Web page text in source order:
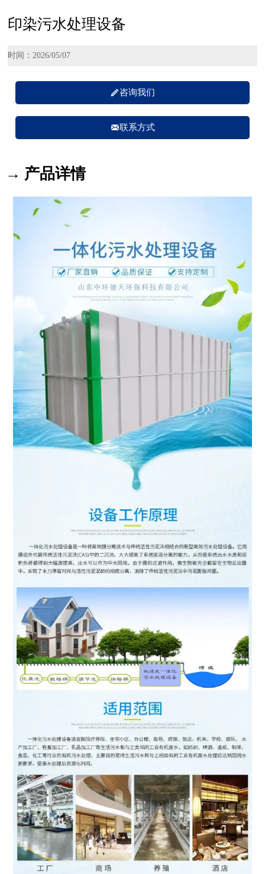
印染污水处理设备
时间：2026/05/07
咨询我们
联系方式
→ 产品详情